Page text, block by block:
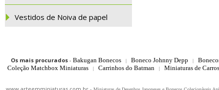
Vestidos de Noiva de papel
Os mais procurados- Bakugan Bonecos | Boneco Johnny Depp |
Coleção Matchbox Miniaturas
| Carrinhos do Batman | Miniaturas de